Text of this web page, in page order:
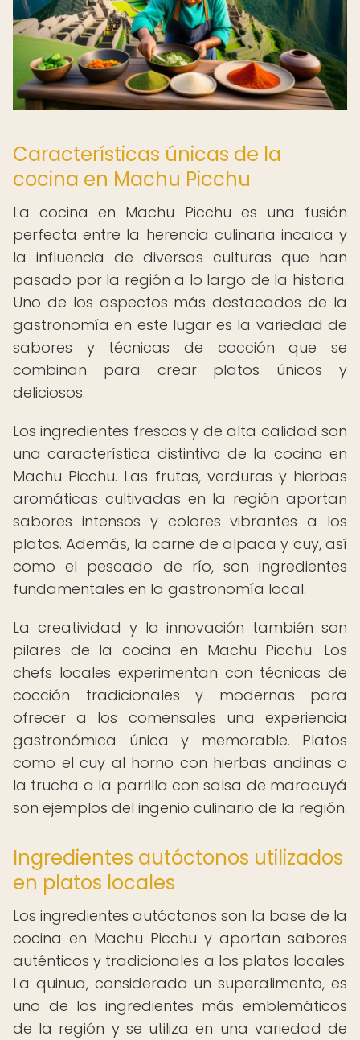
Características únicas de la
cocina en Machu Picchu
La cocina en Machu Picchu es una fusión
perfecta entre la herencia culinaria incaica y
la influencia de diversas culturas que han
pasado por la región a lo largo de la historia.
Uno de los aspectos más destacados de la
gastronomía en este lugar es la variedad de
sabores y técnicas de cocción que se
combinan para crear platos únicos y
deliciosos.
Los ingredientes frescos y de alta calidad son
una característica distintiva de la cocina en
Machu Picchu. Las frutas, verduras y hierbas
aromáticas cultivadas en la región aportan
sabores intensos y colores vibrantes a los
platos. Además, la carne de alpaca y cuy, así
como el pescado de río, son ingredientes
fundamentales en la gastronomía local.
La creatividad y la innovación también son
pilares de la cocina en Machu Picchu. Los
chefs locales experimentan con técnicas de
cocción tradicionales y modernas para
ofrecer a los comensales una experiencia
gastronómica única y memorable. Platos
como el cuy al horno con hierbas andinas o
la trucha a la parrilla con salsa de maracuyá
son ejemplos del ingenio culinario de la región.
Ingredientes autóctonos utilizados
en platos locales
Los ingredientes autóctonos son la base de la
cocina en Machu Picchu y aportan sabores
auténticos y tradicionales a los platos locales.
La quinua, considerada un superalimento, es
uno de los ingredientes más emblemáticos
de la región y se utiliza en una variedad de